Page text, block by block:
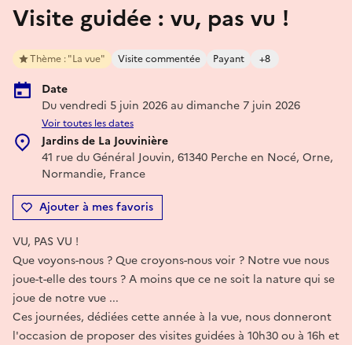
Visite guidée : vu, pas vu !
Thème : "La vue" Visite commentée Payant +8
Date
Du vendredi 5 juin 2026 au dimanche 7 juin 2026
Voir toutes les dates
Jardins de La Jouvinière
41 rue du Général Jouvin, 61340 Perche en Nocé, Orne,
Normandie, France
Ajouter à mes favoris
VU, PAS VU !
Que voyons-nous ? Que croyons-nous voir ? Notre vue nous
joue-t-elle des tours ? A moins que ce ne soit la nature qui se
joue de notre vue ...
Ces journées, dédiées cette année à la vue, nous donneront
l'occasion de proposer des visites guidées à 10h30 ou à 16h et